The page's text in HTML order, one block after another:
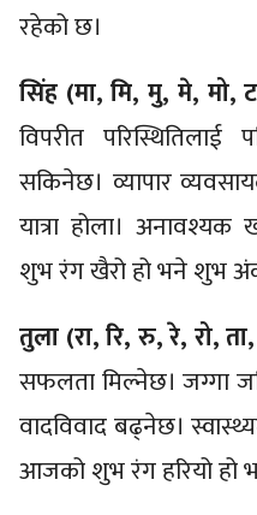
रहेको छ।
सिंह (मा, मि, मु, मे, मो,
विपरीत
सकिनेछ। व्यापार
यात्रा होला।
शुभ रंग खैरो हो भने शुभ
तुला (रा, रि, रु, रे, रो,
सफलता मिल्नेछ। जग्गा
वादविवाद बढ्नेछ।
आजको शुभ रंग हरियो